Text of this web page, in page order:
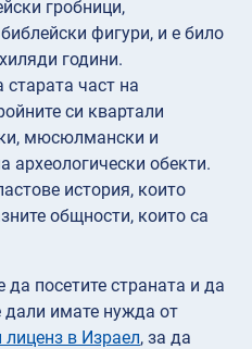
гробници,
фигури, и е било
години.
старата част на
си квартали
мюсюлмански и
археологически обекти.
история, които
общности, които са
да посетите страната и да
дали имате нужда от
в Израел, за да